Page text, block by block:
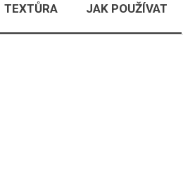
TEXTŮRA JAK POUŽÍVAT